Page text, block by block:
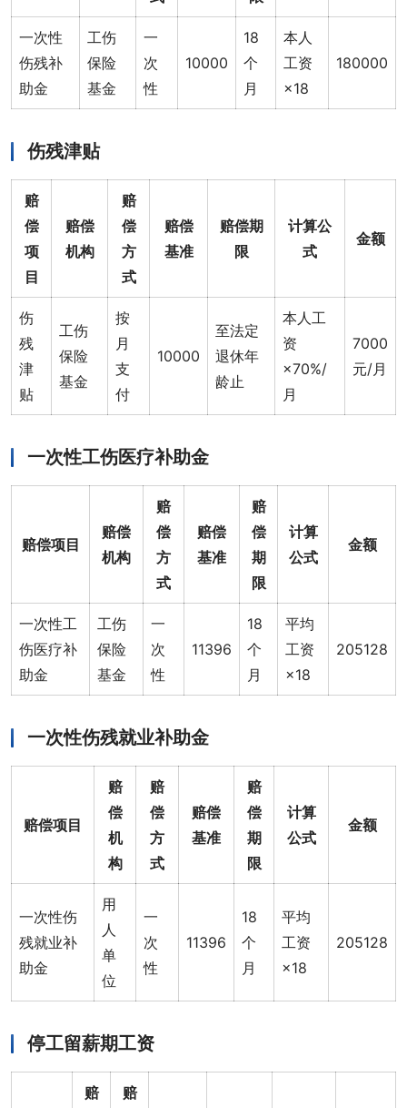
一次性
伤残补
助金
工伤
保险
基金
一
次
性
10000
18
个
月
本人
工资
×18
180000
伤残津贴
赔
偿
项
目
赔偿
机构
赔
偿
方
式
赔偿
基准
赔偿期
限
计算公
式
金额
伤
残
津
贴
工伤
保险
基金
按
月
支
付
10000
至法定
退休年
龄止
本人工
资
×70%/
月
7000
元/月
一次性工伤医疗补助金
赔偿项目
赔偿
机构
赔
偿
方
式
赔偿
基准
赔
偿
期
限
计算
公式
金额
一次性工
伤医疗补
助金
工伤
保险
基金
一
次
性
11396
18
个
月
平均
工资
×18
205128
一次性伤残就业补助金
赔偿项目
赔
偿
机
构
赔
偿
方
式
赔偿
基准
赔
偿
期
限
计算
公式
金额
一次性伤
残就业补
助金
用
人
单
位
一
次
性
11396
18
个
月
平均
工资
×18
205128
停工留薪期工资
赔
赔